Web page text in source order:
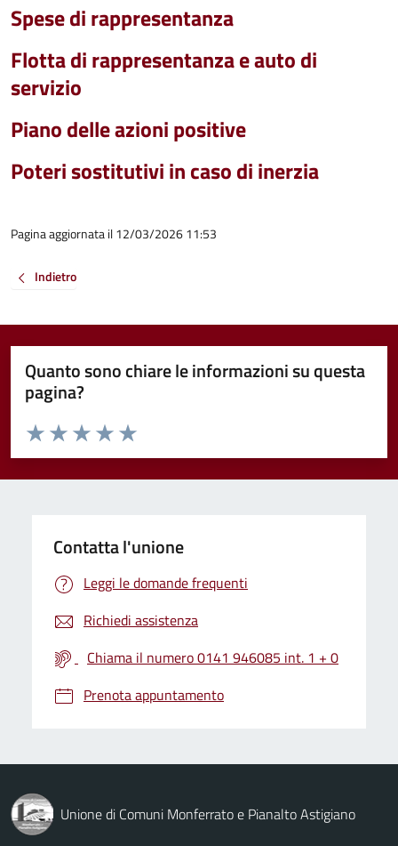
Spese di rappresentanza
Flotta di rappresentanza e auto di
servizio
Piano delle azioni positive
Poteri sostitutivi in caso di inerzia
Pagina aggiornata il 12/03/2026 11:53
Indietro
Quanto sono chiare le informazioni su questa
pagina?
Valuta da 1 a 5 stelle la pagina
Valuta 5 stelle su 5
Valuta 4 stelle su 5
Valuta 3 stelle su 5
Valuta 2 stelle su 5
Valuta 1 stelle su 5
Contatta l'unione
Leggi le domande frequenti
Richiedi assistenza
Chiama il numero 0141 946085 int. 1 + 0
Prenota appuntamento
Unione di Comuni Monferrato e Pianalto Astigiano